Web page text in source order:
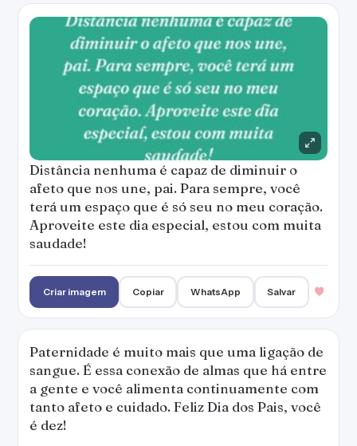
Distância nenhuma é capaz de diminuir o
afeto que nos une, pai. Para sempre, você
terá um espaço que é só seu no meu coração.
Aproveite este dia especial, estou com muita
saudade!
Criar imagem Copiar WhatsApp Salvar
Paternidade é muito mais que uma ligação de
sangue. É essa conexão de almas que há entre
a gente e você alimenta continuamente com
tanto afeto e cuidado. Feliz Dia dos Pais, você
é dez!